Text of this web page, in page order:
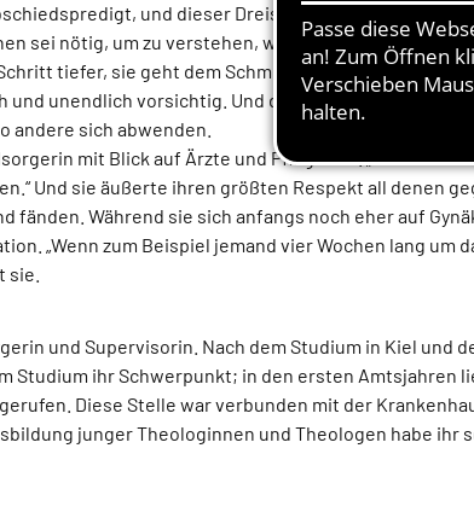
und dieser Dreischritt vollziehe sich oft
sei nötig, um zu verstehen, was Krankheit,
tiefer, sie geht dem Schmerz hinter dem Schmerz
unendlich vorsichtig. Und dann gilt es, zu halten
andere sich abwenden.
mit Blick auf Ärzte und Pflegende. „Aber ich
Und sie äußerte ihren größten Respekt all denen
Während sie sich anfangs noch eher auf
„Wenn zum Beispiel jemand vier Wochen lang um
sie.
und Supervisorin. Nach dem Studium in Kiel und
Studium ihr Schwerpunkt; in den ersten Amtsjahren
Diese Stelle war verbunden mit der
junger Theologinnen und Theologen habe ihr